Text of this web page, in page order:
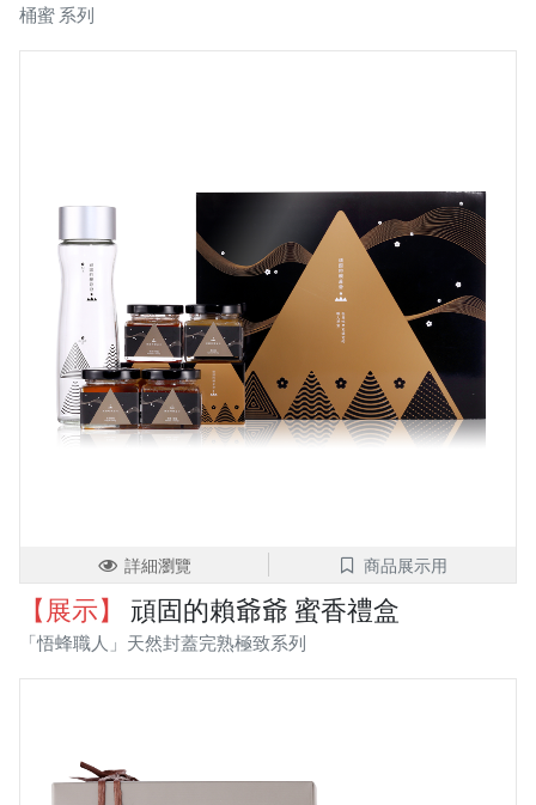
桶蜜 系列
詳細瀏覽 商品展示用
【展示】 頑固的賴爺爺 蜜香禮盒
「悟蜂職人」天然封蓋完熟極致系列